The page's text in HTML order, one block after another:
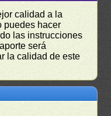
calidad a la
puedes hacer
las instrucciones
será
la calidad de este